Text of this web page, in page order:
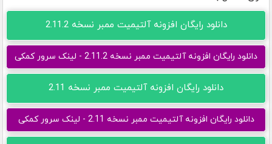
دانلود رایگان افزونه آلتیمیت ممبر نسخه 2.11.2
دانلود رایگان افزونه آلتیمیت ممبر نسخه 2.11.2 - لینک سرور کمکی
دانلود رایگان افزونه آلتیمیت ممبر نسخه 2.11
دانلود رایگان افزونه آلتیمیت ممبر نسخه 2.11 - لینک سرور کمکی